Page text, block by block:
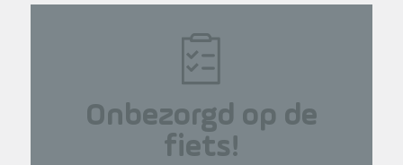
Onbezorgd op de
fiets!